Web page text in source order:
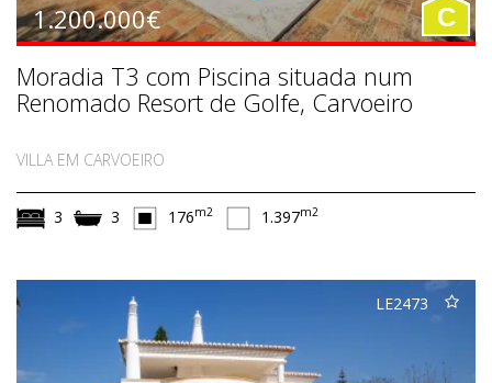
1.200.000€ C
Moradia T3 com Piscina situada num
Renomado Resort de Golfe, Carvoeiro
VILLA EM CARVOEIRO
3 3 176m2 1.397m2
LE2473